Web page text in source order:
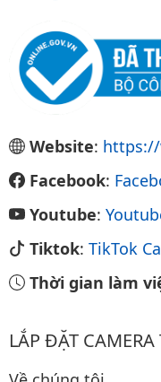
Website:
Facebook:
Youtube:
Tiktok: TikTok
Thời gian làm
LẮP ĐẶT